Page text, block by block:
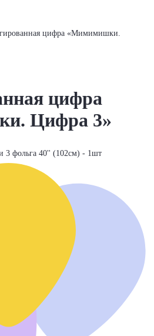
цифра «Мимимишки.
цифра
Цифра 3»
фольга 40'' (102см) - 1шт